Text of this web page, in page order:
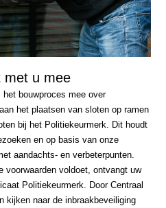
met u mee
bouwproces mee over
het plaatsen van sloten op ramen
bij het Politiekeurmerk. Dit houdt
en op basis van onze
aandachts- en verbeterpunten.
voorwaarden voldoet, ontvangt uw
Politiekeurmerk. Door Centraal
kijken naar de inbraakbeveiliging